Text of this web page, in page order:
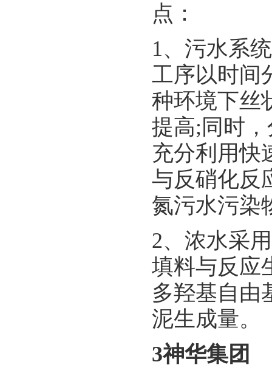
点：
1、污水系
工序以时间
种环境下丝
提高;同时
充分利用快
与反硝化反
氮污水污染
2、浓水采
填料与反应
多羟基自由
泥生成量。
3神华集团